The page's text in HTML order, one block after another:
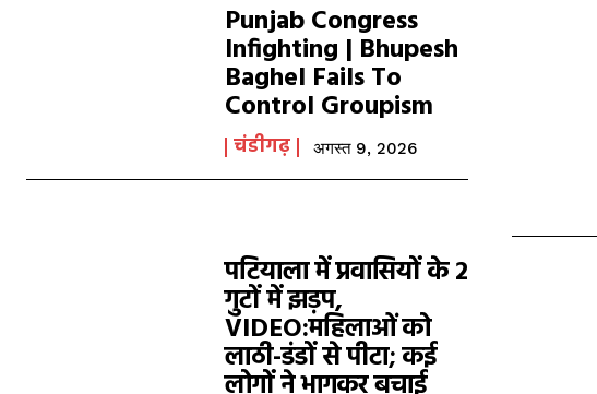
Punjab Congress
Infighting | Bhupesh
Baghel Fails To
Control Groupism
चंडीगढ़ अगस्त 9, 2026
पटियाला में प्रवासियों के 2
गुटों में झड़प,
VIDEO:महिलाओं को
लाठी-डंडों से पीटा; कई